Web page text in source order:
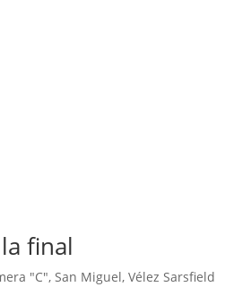
final
"C",San Miguel,Vélez Sarsfield